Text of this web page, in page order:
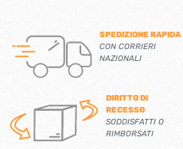
SPEDIZIONE RAPIDA
CON CORRIERI
NAZIONALI
DIRITTO DI
RECESSO
SODDISFATTI O
RIMBORSATI